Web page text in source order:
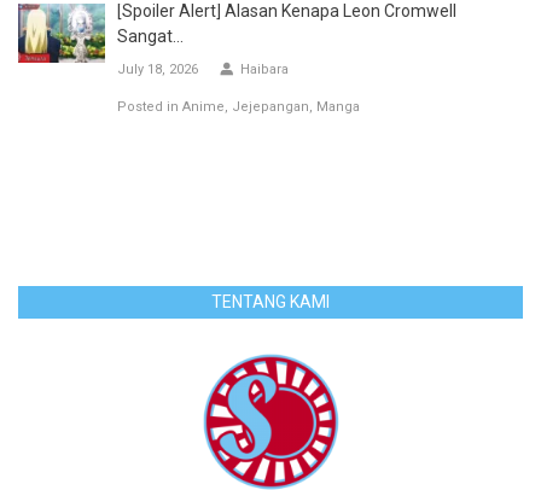
[Spoiler Alert] Alasan Kenapa Leon Cromwell
Sangat...
July 18, 2026 Haibara
Posted in Anime Jejepangan Manga
TENTANG KAMI